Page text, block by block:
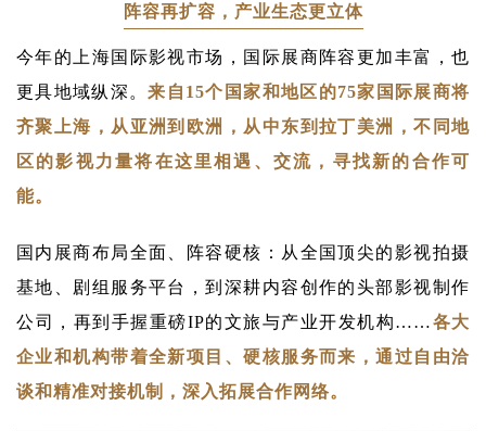
阵容再扩容，产业生态更立体
今年的上海国际影视市场，国际展商阵容更加丰富，也
更具地域纵深。来自15个国家和地区的75家国际展商将
齐聚上海，从亚洲到欧洲，从中东到拉丁美洲，不同地
区的影视力量将在这里相遇、交流，寻找新的合作可
能。
国内展商布局全面、阵容硬核：从全国顶尖的影视拍摄
基地、剧组服务平台，到深耕内容创作的头部影视制作
公司，再到手握重磅IP的文旅与产业开发机构……各大
企业和机构带着全新项目、硬核服务而来，通过自由洽
谈和精准对接机制，深入拓展合作网络。